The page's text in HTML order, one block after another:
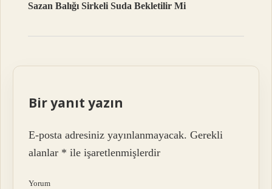
Sazan Balığı Sirkeli Suda Bekletilir Mi
Bir yanıt yazın
E-posta adresiniz yayınlanmayacak. Gerekli
alanlar * ile işaretlenmişlerdir
Yorum